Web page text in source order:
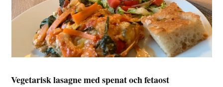
Vegetarisk lasagne med spenat och fetaost